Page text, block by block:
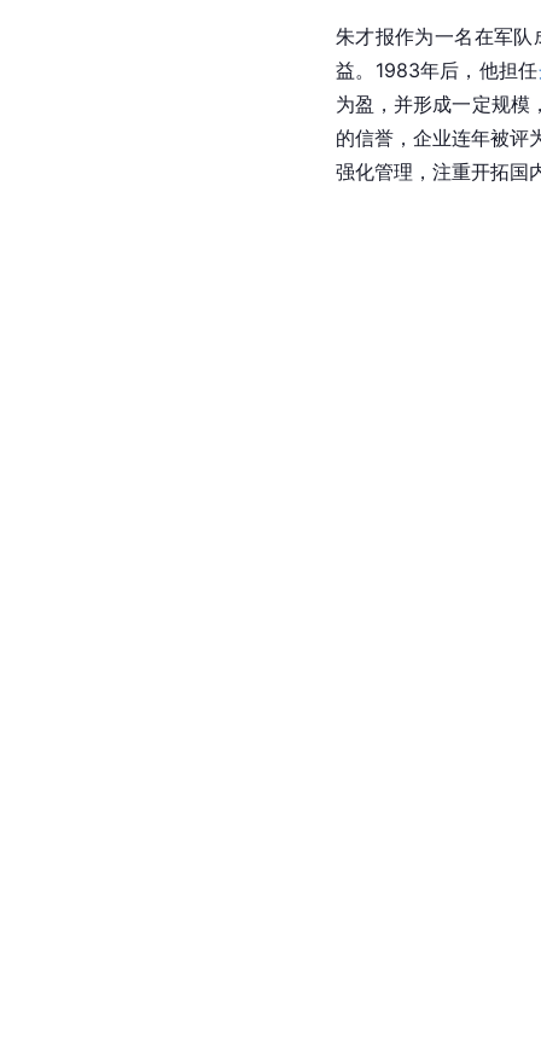
朱才报作为一名在军
益。1983年后，他担任
为盈，并形成一定规模
的信誉，企业连年被评
强化管理，注重开拓国